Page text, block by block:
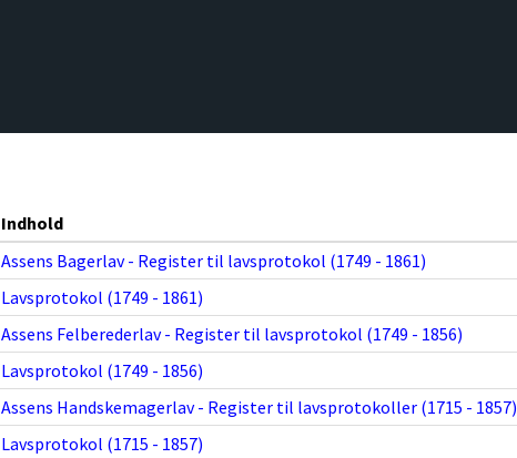
Indhold
Assens Bagerlav - Register til lavsprotokol (1749 - 1861)
Lavsprotokol (1749 - 1861)
Assens Felberederlav - Register til lavsprotokol (1749 - 1856)
Lavsprotokol (1749 - 1856)
Assens Handskemagerlav - Register til lavsprotokoller (1715 - 1857)
Lavsprotokol (1715 - 1857)